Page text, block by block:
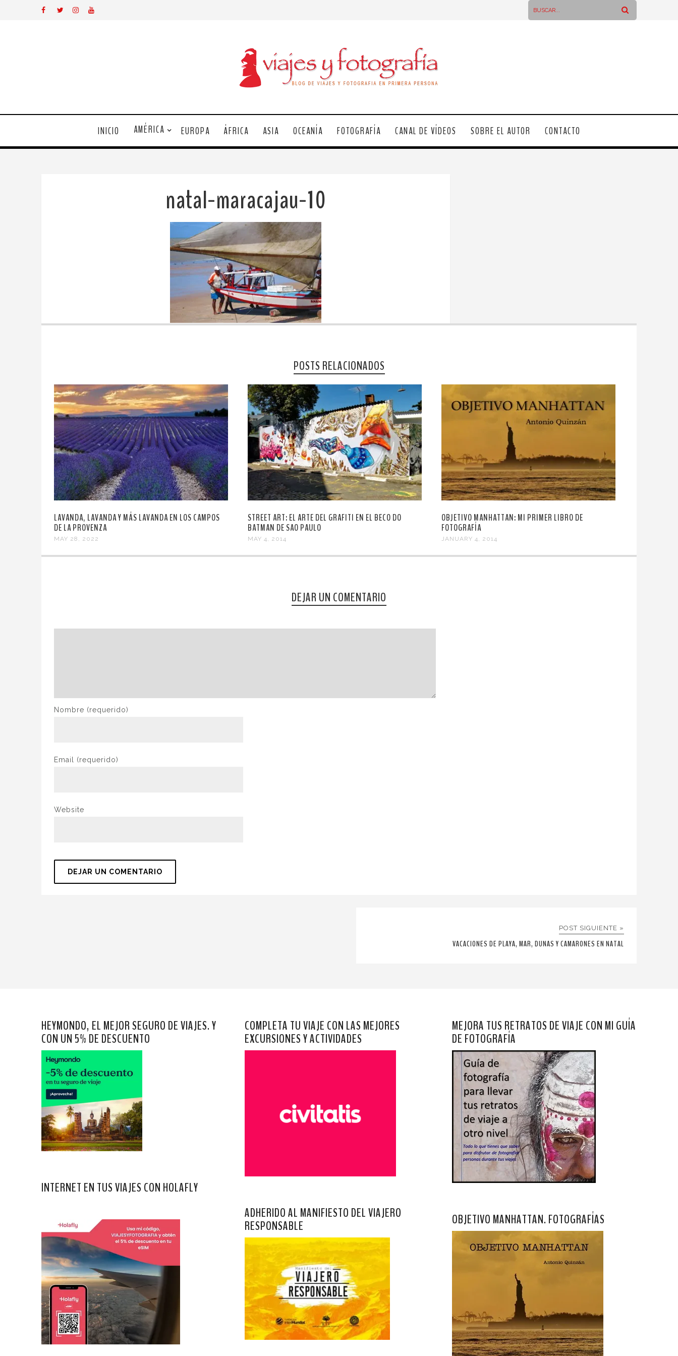
INICIO AMÉRICA EUROPA ÁFRICA ASIA OCEANÍA FOTOGRAFÍA CANAL DE VÍDEOS SOBRE EL AUTOR CONTACTO
natal-maracajau-10
POSTS RELACIONADOS
LAVANDA, LAVANDA Y MÁS LAVANDA EN LOS CAMPOS
DE LA PROVENZA
MAY 28, 2022
STREET ART: EL ARTE DEL GRAFITI EN EL BECO DO
BATMAN DE SAO PAULO
MAY 4, 2014
OBJETIVO MANHATTAN: MI PRIMER LIBRO DE
FOTOGRAFÍA
JANUARY 4, 2014
DEJAR UN COMENTARIO
Nombre (requerido)
Email (requerido)
Website
POST SIGUIENTE »
VACACIONES DE PLAYA, MAR, DUNAS Y CAMARONES EN NATAL
HEYMONDO, EL MEJOR SEGURO DE VIAJES. Y
CON UN 5% DE DESCUENTO
INTERNET EN TUS VIAJES CON HOLAFLY
COMPLETA TU VIAJE CON LAS MEJORES
EXCURSIONES Y ACTIVIDADES
ADHERIDO AL MANIFIESTO DEL VIAJERO
RESPONSABLE
MEJORA TUS RETRATOS DE VIAJE CON MI GUÍA
DE FOTOGRAFÍA
OBJETIVO MANHATTAN. FOTOGRAFÍAS